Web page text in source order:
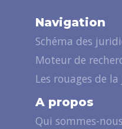
Navigation
Schéma des
Moteur de
Les rouages de
A propos
Qui sommes-